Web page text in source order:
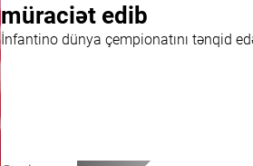
müraciət edib
İnfantino dünya çempionatını tənqid